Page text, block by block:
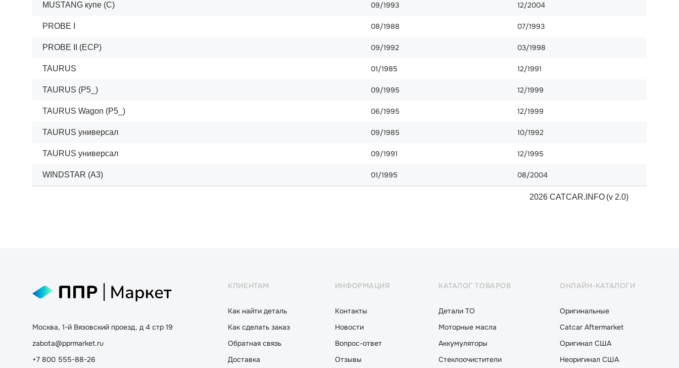
MUSTANG купе (C) 09/1993 12/2004
PROBE I 08/1988 07/1993
PROBE II (ECP) 09/1992 03/1998
TAURUS 01/1985 12/1991
TAURUS (P5_) 09/1995 12/1999
TAURUS Wagon (P5_) 06/1995 12/1999
TAURUS универсал 09/1985 10/1992
TAURUS универсал 09/1991 12/1995
WINDSTAR (A3) 01/1995 08/2004
2026 CATCAR.INFO (v 2.0)
Москва, 1-й Вязовский проезд, д 4 стр 19
zabota@pprmarket.ru
+7 800 555-88-26
КЛИЕНТАМ
Как найти деталь
Как сделать заказ
Обратная связь
Доставка
ИНФОРМАЦИЯ
Контакты
Новости
Вопрос-ответ
Отзывы
КАТАЛОГ ТОВАРОВ
Детали ТО
Моторные масла
Аккумуляторы
Стеклоочистители
ОНЛАЙН-КАТАЛОГИ
Оригинальные
Catcar Aftermarket
Оригинал США
Неоригинал США